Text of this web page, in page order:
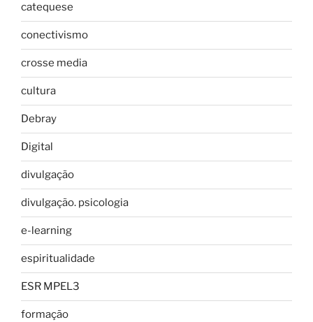
catequese
conectivismo
crosse media
cultura
Debray
Digital
divulgação
divulgação. psicologia
e-learning
espiritualidade
ESR MPEL3
formação